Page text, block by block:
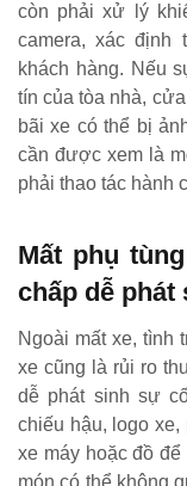
còn phải xử lý
camera, xác định
khách hàng. Nếu
tín của tòa nhà,
bãi xe có thể bị
cần được xem là
phải thao tác hành
Mất phụ
chấp dễ phát
Ngoài mất xe, tình
xe cũng là rủi ro
dễ phát sinh sự
chiếu hậu, logo xe,
xe máy hoặc đồ